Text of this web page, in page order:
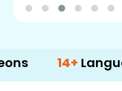
14+ Language